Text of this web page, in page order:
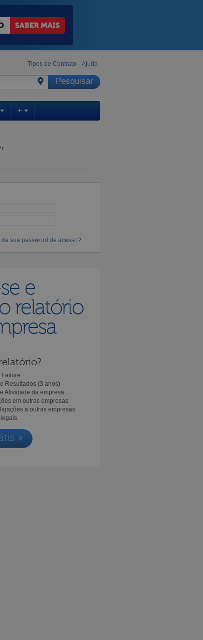
Tipos de Contrato Ajuda
+
da sua password de acesso?
e
relatório
Failure
Resultados (3 anos)
Atividade da empresa
em outras empresas
a outras empresas
»